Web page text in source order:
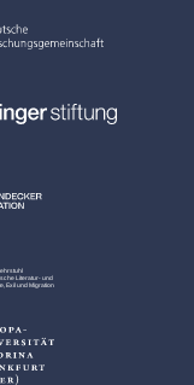
Literatur- und
Exil und Migration